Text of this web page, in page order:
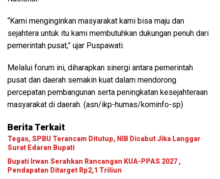
“Kami menginginkan masyarakat kami bisa maju dan
sejahtera untuk itu kami membutuhkan dukungan penuh dari
pemerintah pusat,” ujar Puspawati.
Melalui forum ini, diharapkan sinergi antara pemerintah
pusat dan daerah semakin kuat dalam mendorong
percepatan pembangunan serta peningkatan kesejahteraan
masyarakat di daerah. (asn/ikp-humas/kominfo-sp)
Berita Terkait
Tegas, SPBU Terancam Ditutup, NIB Dicabut Jika Langgar
Surat Edaran Bupati
Bupati Irwan Serahkan Rancangan KUA-PPAS 2027 ,
Pendapatan Ditarget Rp2,1 Triliun